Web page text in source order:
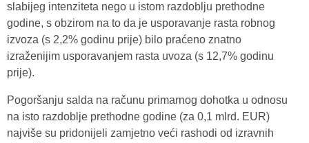
slabijeg intenziteta nego u istom razdoblju prethodne
godine, s obzirom na to da je usporavanje rasta robnog
izvoza (s 2,2% godinu prije) bilo praćeno znatno
izraženijim usporavanjem rasta uvoza (s 12,7% godinu
prije).
Pogoršanju salda na računu primarnog dohotka u odnosu
na isto razdoblje prethodne godine (za 0,1 mlrd. EUR)
najviše su pridonijeli zamjetno veći rashodi od izravnih